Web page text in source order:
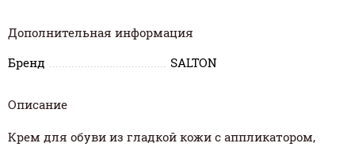
Дополнительная информация
Бренд
SALTON
Описание
Крем для обуви из гладкой кожи с аппликатором,